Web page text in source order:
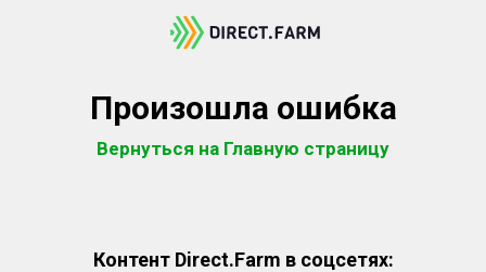
Произошла ошибка
Вернуться на Главную страницу
Контент Direct.Farm в соцсетях: